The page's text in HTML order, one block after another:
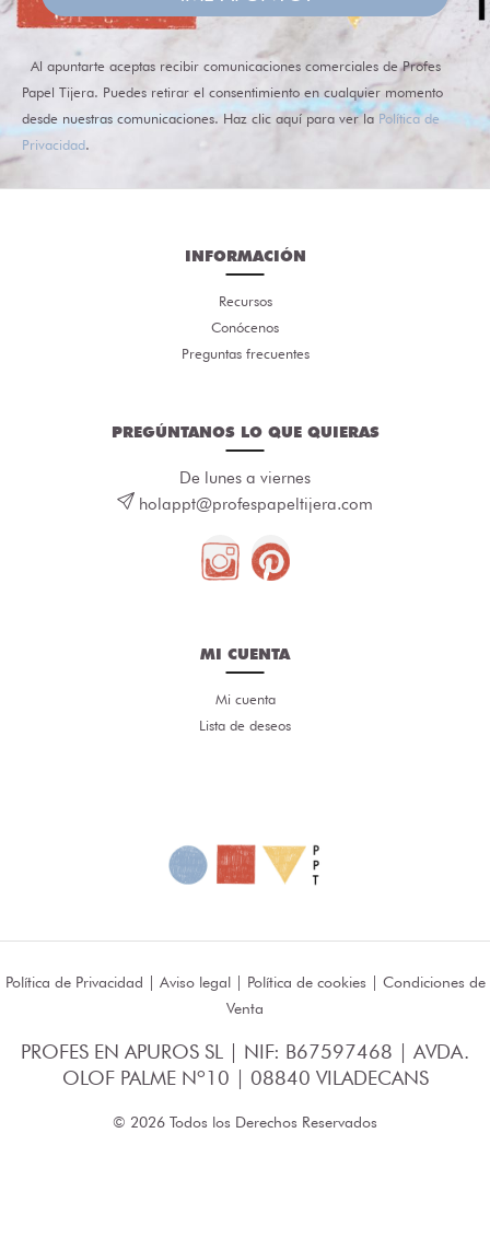
Al apuntarte aceptas recibir comunicaciones comerciales de Profes
Papel Tijera. Puedes retirar el consentimiento en cualquier momento
desde nuestras comunicaciones. Haz clic aquí para ver la Política de
Privacidad.
INFORMACIÓN
Recursos
Conócenos
Preguntas frecuentes
PREGÚNTANOS LO QUE QUIERAS
De lunes a viernes
holappt@profespapeltijera.com
MI CUENTA
Mi cuenta
Lista de deseos
Política de Privacidad | Aviso legal| Política de cookies | Condiciones de
Venta
PROFES EN APUROS SL | NIF: B67597468 | AVDA.
OLOF PALME Nº10 | 08840 VILADECANS
© 2026 Todos los Derechos Reservados